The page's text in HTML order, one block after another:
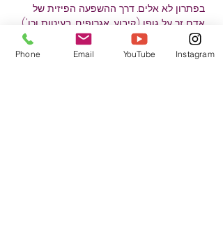
בפתרון לא אלים. דרך ההשפעה הפיזית של
אדם זר על גופו (קיבוע, אגרופים, בעיטות וכו'),
מתרגלים מסגרות פעולה בקרב מגע.
מדובר בעקרונות בסיסיים, הקלים שבהם Phone Email YouTube Instagram